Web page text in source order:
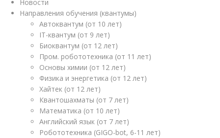
Новости
Направления обучения (квантумы)
Автоквантум (от 10 лет)
IT-квантум (от 9 лет)
Биоквантум (от 12 лет)
Пром. робототехника (от 11 лет)
Основы химии (от 12 лет)
Физика и энергетика (от 12 лет)
Хайтек (от 12 лет)
Квантошахматы (от 7 лет)
Математика (от 10 лет)
Английский язык (от 7 лет)
Робототехника (GIGO-bot, 6-11 лет)